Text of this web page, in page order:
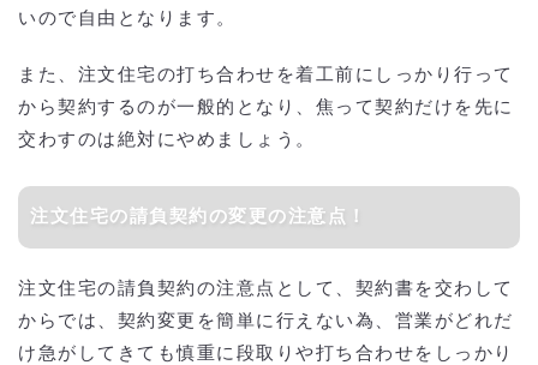
いので自由となります。
また、注文住宅の打ち合わせを着工前にしっかり行って
から契約するのが一般的となり、焦って契約だけを先に
交わすのは絶対にやめましょう。
注文住宅の請負契約の変更の注意点！
注文住宅の請負契約の注意点として、契約書を交わして
からでは、契約変更を簡単に行えない為、営業がどれだ
け急がしてきても慎重に段取りや打ち合わせをしっかり